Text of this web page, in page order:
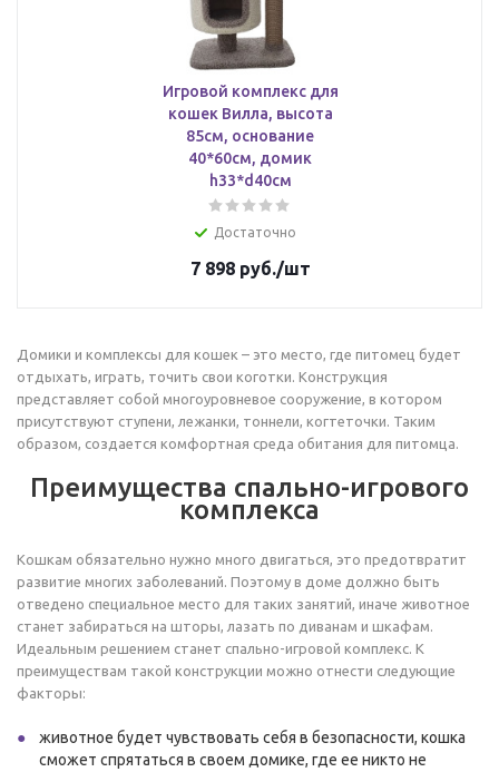
Игровой комплекс для
кошек Вилла, высота
85см, основание
40*60см, домик
h33*d40см
Достаточно
7 898руб./шт
Домики и комплексы для кошек – это место, где питомец будет
отдыхать, играть, точить свои коготки. Конструкция
представляет собой многоуровневое сооружение, в котором
присутствуют ступени, лежанки, тоннели, когтеточки. Таким
образом, создается комфортная среда обитания для питомца.
Преимущества спально-игрового
комплекса
Кошкам обязательно нужно много двигаться, это предотвратит
развитие многих заболеваний. Поэтому в доме должно быть
отведено специальное место для таких занятий, иначе животное
станет забираться на шторы, лазать по диванам и шкафам.
Идеальным решением станет спально-игровой комплекс. К
преимуществам такой конструкции можно отнести следующие
факторы:
животное будет чувствовать себя в безопасности, кошка
сможет спрятаться в своем домике, где ее никто не